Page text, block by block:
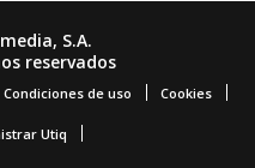
S.A.
reservados
Condiciones de uso Cookies
Utiq